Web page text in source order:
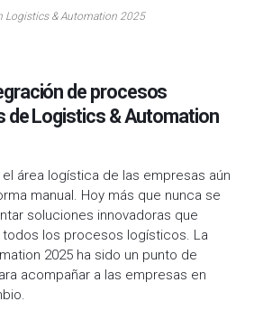
Logistics & Automation 2025
de procesos
de Logistics & Automation
área logística de las empresas aún
manual. Hoy más que nunca se
soluciones innovadoras que
todos los procesos logísticos. La
2025 ha sido un punto de
acompañar a las empresas en